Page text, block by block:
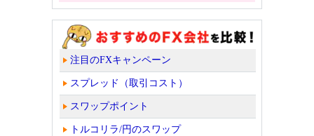
注目のFXキャンペーン
スプレッド（取引コスト）
スワップポイント
トルコリラ/円のスワップ